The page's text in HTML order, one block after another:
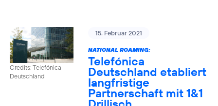
Credits: Telefónica
Deutschland
15. Februar 2021
NATIONAL ROAMING:
Telefónica
Deutschland etabliert
langfristige
Partnerschaft mit 1&1